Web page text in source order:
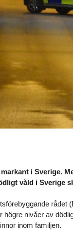
i Sverige.
våld i Sverige
rådet
högre nivåer av
inom familjen.